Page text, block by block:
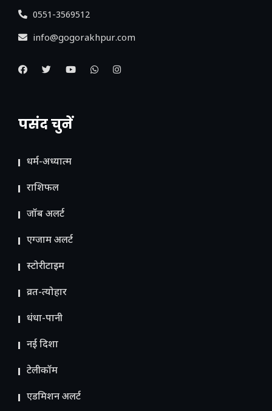
0551-3569512
info@gogorakhpur.com
पसंद चुनें
धर्म-अध्यात्म
राशिफल
जॉब अलर्ट
एग्जाम अलर्ट
स्टोरीटाइम
व्रत-त्योहार
धंधा-पानी
नई दिशा
टेलीकॉम
ए​डमिशन अलर्ट